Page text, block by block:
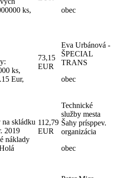
ks,
obec
ks,
Eur,
73,15
EUR
Eva Urbánová -
ŠPECIAL
TRANS
obec
skládku
2019
náklady
112,79
EUR
Technické
služby mesta
Šahy prísppev.
organizácia
obec